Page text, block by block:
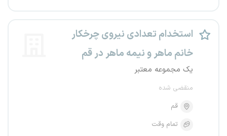
استخدام تعدادی نیروی چرخکار
خانم ماهر و نیمه ماهر در قم
یک مجموعه معتبر
منقضی شده
قم
تمام وقت